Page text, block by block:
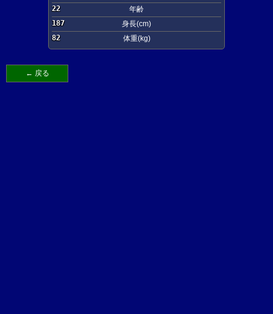
22
年齢
187
身長(cm)
82
体重(kg)
← 戻る